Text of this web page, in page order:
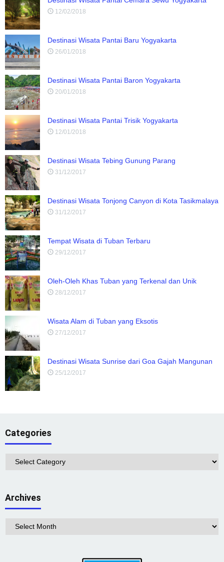
12/02/2018
Destinasi Wisata Pantai Baru Yogyakarta
26/01/2018
Destinasi Wisata Pantai Baron Yogyakarta
20/01/2018
Destinasi Wisata Pantai Trisik Yogyakarta
12/01/2018
Destinasi Wisata Tebing Gunung Parang
31/12/2017
Destinasi Wisata Tonjong Canyon di Kota Tasikmalaya
31/12/2017
Tempat Wisata di Tuban Terbaru
29/12/2017
Oleh-Oleh Khas Tuban yang Terkenal dan Unik
28/12/2017
Wisata Alam di Tuban yang Eksotis
27/12/2017
Destinasi Wisata Sunrise dari Goa Gajah Mangunan
25/12/2017
Categories
Categories
Archives
Archives